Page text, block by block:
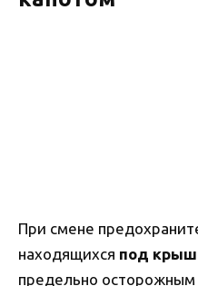
При смене
находящихся под
предельно осторожным